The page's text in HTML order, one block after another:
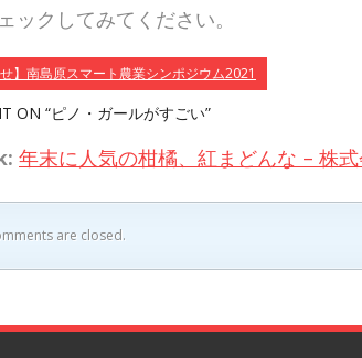
ックしてみてください。
せ】南島原スマート農業シンポジウム2021
ON “ピノ・ガールがすごい”
年末に人気の柑橘、紅まどんな – 株
are closed.